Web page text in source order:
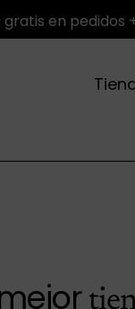
gratis en pedidos